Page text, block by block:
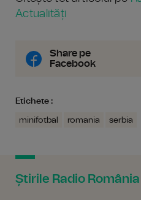
Actualități
Share pe
Facebook
Etichete :
minifotbal romania serbia
Știrile Radio